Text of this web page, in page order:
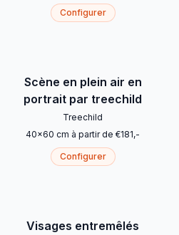
Configurer
Scène en plein air en
portrait par treechild
Treechild
40x60 cm à partir de €181,-
Configurer
Visages entremêlés